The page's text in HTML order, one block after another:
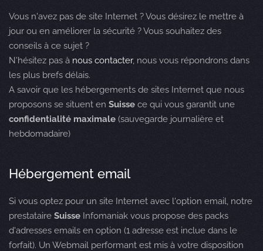
Vous n'avez pas de site Internet ? Vous désirez le mettre à
jour ou en améliorer la sécurité ? Vous souhaitez des
conseils à ce sujet ?
N'hésitez pas à nous contacter, nous vous répondrons dans
les plus brefs délais.
A savoir que les hébergements de sites Internet que nous
proposons se situent en Suisse ce qui vous garantit une
confidentialité maximale (sauvegarde journalière et
hebdomadaire)
Hébergement email
Si vous optez pour un site Internet avec l'option email, notre
prestataire Suisse Infomaniak vous propose des packs
d'adresses emails en option (1 adresse est inclue dans le
forfait). Un Webmail performant est mis à votre disposition